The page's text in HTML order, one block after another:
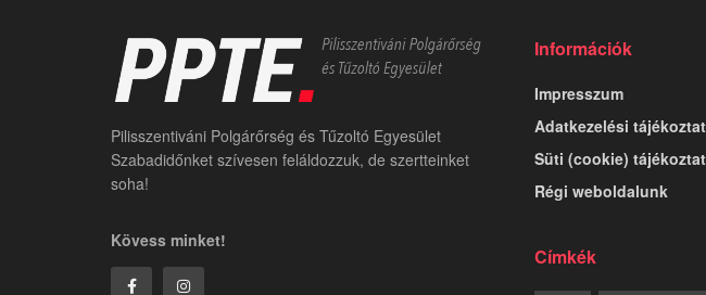
Pilisszentiváni Polgárőrség és Tűzoltó Egyesület
Szabadidőnket szívesen feláldozzuk, de szertteinket
soha!
Kövess minket!
Információk
Impresszum
Adatkezelési
Süti (cookie)
Régi weboldalunk
Címkék